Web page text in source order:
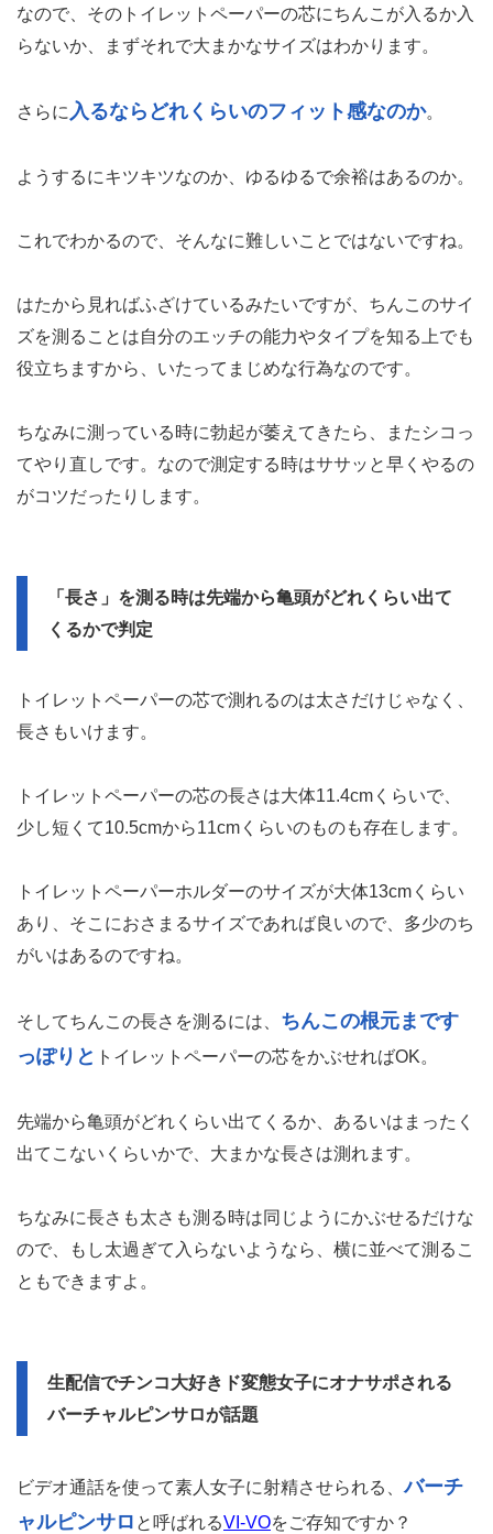
なので、そのトイレットペーパーの芯にちんこが入るか入
らないか、まずそれで大まかなサイズはわかります。
さらに 入るならどれくらいのフィット感なのか。
ようするにキツキツなのか、ゆるゆるで余裕はあるのか。
これでわかるので、そんなに難しいことではないですね。
はたから見ればふざけているみたいですが、ちんこのサイ
ズを測ることは自分のエッチの能力やタイプを知る上でも
役立ちますから、いたってまじめな行為なのです。
ちなみに測っている時に勃起が萎えてきたら、またシコっ
てやり直しです。なので測定する時はササッと早くやるの
がコツだったりします。
「長さ」を測る時は先端から亀頭がどれくらい出て
くるかで判定
トイレットペーパーの芯で測れるのは太さだけじゃなく、
長さもいけます。
トイレットペーパーの芯の長さは大体11.4cmくらいで、
少し短くて10.5cmから11cmくらいのものも存在します。
トイレットペーパーホルダーのサイズが大体13cmくらい
あり、そこにおさまるサイズであれば良いので、多少のち
がいはあるのですね。
そしてちんこの長さを測るには、 ちんこの根元まです
っぽりと トイレットペーパーの芯をかぶせればOK。
先端から亀頭がどれくらい出てくるか、あるいはまったく
出てこないくらいかで、大まかな長さは測れます。
ちなみに長さも太さも測る時は同じようにかぶせるだけな
ので、もし太過ぎて入らないようなら、横に並べて測るこ
ともできますよ。
生配信でチンコ大好きド変態女子にオナサポされる
バーチャルピンサロが話題
ビデオ通話を使って素人女子に射精させられる、バーチ
ャルピンサロ と呼ばれるVI-VOをご存知ですか？